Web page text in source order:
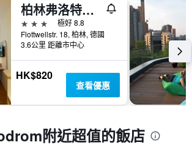
柏林弗洛特維爾公園酒店
3星級
極好 8.8
Flottwellstr. 18, 柏林, 德國
3.6公里 距離市中心
HK$820
查看優惠
附近超值的飯店